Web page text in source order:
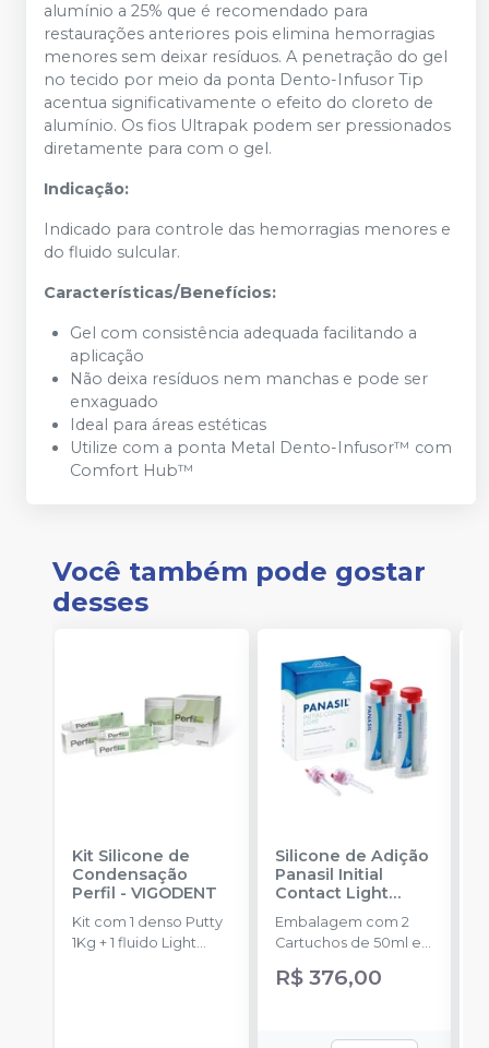
alumínio a 25% que é recomendado para
restaurações anteriores pois elimina hemorragias
menores sem deixar resíduos. A penetração do gel
no tecido por meio da ponta Dento-Infusor Tip
acentua significativamente o efeito do cloreto de
alumínio. Os fios Ultrapak podem ser pressionados
diretamente para com o gel.
Indicação:
Indicado para controle das hemorragias menores e
do fluido sulcular.
Características/Benefícios:
Gel com consistência adequada facilitando a
aplicação
Não deixa resíduos nem manchas e pode ser
enxaguado
Ideal para áreas estéticas
Utilize com a ponta Metal Dento-Infusor™ com
Comfort Hub™
Você também pode gostar
desses
Kit Silicone de
Condensação
Perfil -VIGODENT
Kit com 1 denso Putty
1Kg + 1 fluido Light
Silicone de Adição
Panasil Initial
Contact Light
Normal Pack
ULTRADENT
Embalagem com 2
Cartuchos de 50ml e
8 pontas.
R$ 376,00